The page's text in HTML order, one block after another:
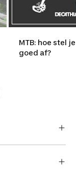
MTB: hoe stel
goed af?